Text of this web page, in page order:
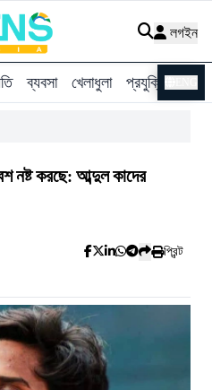
লগইন
ব্যবসা খেলাধুলা প্রযুক্তি
নষ্ট করছে: আব্দুল কাদের
প্রিন্ট